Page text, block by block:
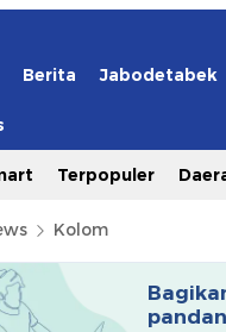
Berita Jabodetabek
Terpopuler
Kolom